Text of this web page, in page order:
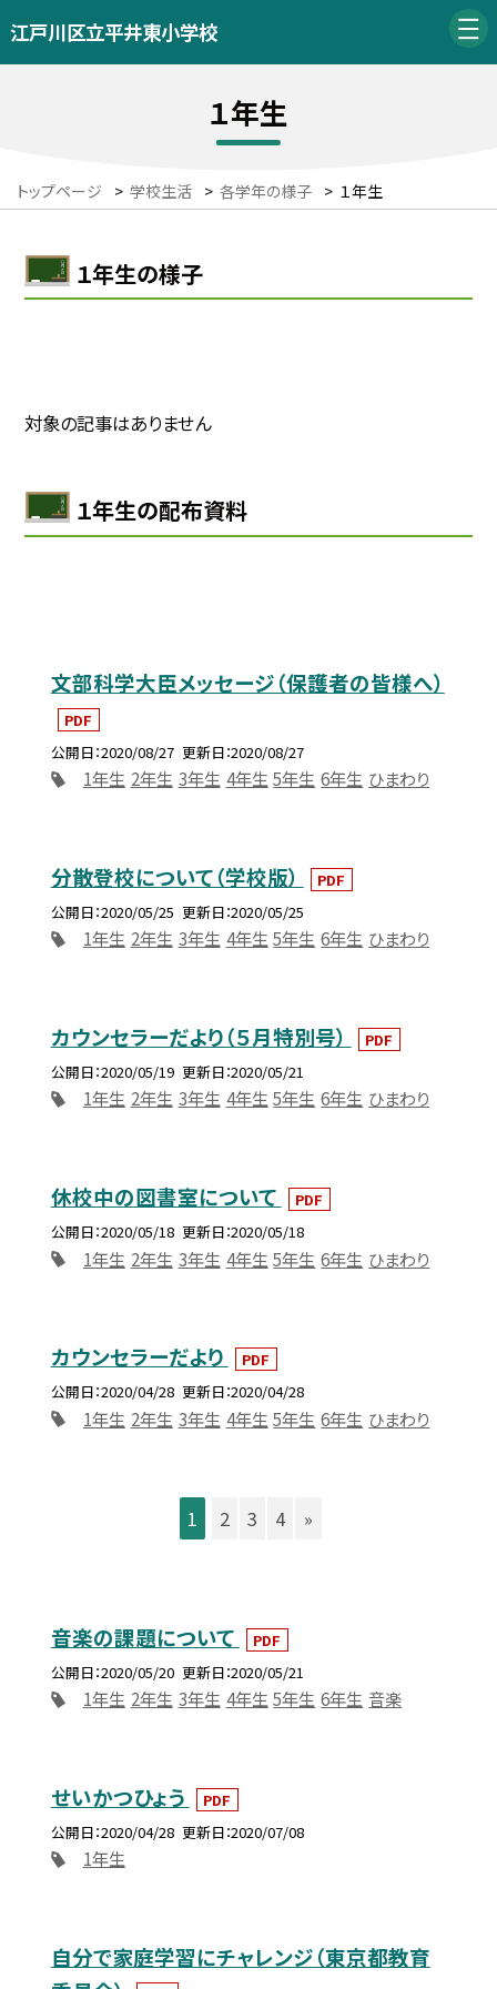
江戸川区立平井東小学校
１年生
トップページ > 学校生活 > 各学年の様子 > １年生
１年生の様子
対象の記事はありません
１年生の配布資料
文部科学大臣メッセージ（保護者の皆様へ）
PDF
公開日 2020/08/27 更新日 2020/08/27
1年生 2年生 3年生 4年生 5年生 6年生 ひまわり
分散登校について（学校版）
PDF
公開日 2020/05/25 更新日 2020/05/25
1年生 2年生 3年生 4年生 5年生 6年生 ひまわり
カウンセラーだより（５月特別号）
PDF
公開日 2020/05/19 更新日 2020/05/21
1年生 2年生 3年生 4年生 5年生 6年生 ひまわり
休校中の図書室について
PDF
公開日 2020/05/18 更新日 2020/05/18
1年生 2年生 3年生 4年生 5年生 6年生 ひまわり
カウンセラーだより
PDF
公開日 2020/04/28 更新日 2020/04/28
1年生 2年生 3年生 4年生 5年生 6年生 ひまわり
1 2 3 4 »
音楽の課題について
PDF
公開日 2020/05/20 更新日 2020/05/21
1年生 2年生 3年生 4年生 5年生 6年生 音楽
せいかつひょう
PDF
公開日 2020/04/28 更新日 2020/07/08
1年生
自分で家庭学習にチャレンジ（東京都教育